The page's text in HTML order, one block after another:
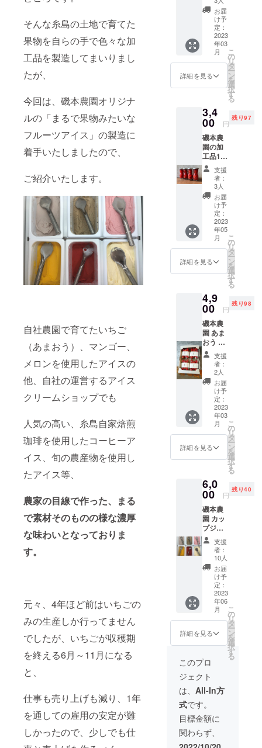
そんな糸島の土地で育てた
果物を自らの手で色々な加
工品を製造してまいりまし
たが、
今回は、磯本農園オリジナ
ルの「まるで果物みたいな
フルーツアイス」の製造に
着手いたしましたので、
ご紹介いたします。
自社農園で育てたいちご
（あまおう）、マンゴー、
メロンを使用したアイスの
他、自社の運営するアイス
クリームショップでも
人気の高い、糸島自家焙煎
珈琲を使用したコーヒーア
イス、旬の農産物を使用し
たアイス等、
農家の目線で作った、
まる
で素材そのものの様な濃厚
な味わいとなっておりま
す。
元々、4年ほど前はいちごの
みの生産しか行ってません
でしたが、いちごが収穫期
を終える6月～11月になる
と、
仕事も売り上げも減り、1年
を通しての雇用の安定が難
しかったので、少しでも仕
少量多品種
の野菜作り
から始めた
ものの、そ
れぞれに合
う土や栽培
方法が異な
化する事を
2012年9月
頃、あまお
う栽培をス
タートし、
徐々に野菜
の少量多品
種栽培から
あまおうの
みの栽培に
シフトチェ
ンジ。
は糸島の自
然、山や田
んぼの風景
を多くの方
に楽しんで
もらいた
い、自分が
作ったいち
ごを直接販
売したいと
いった思い
園直売所を
訪れて下さ
る方々から
いただく、
「良いとこ
ですね。」
「いちご美
味しいで
す！」と
いった言葉
を励みに、
日々楽しみ
ながら畑に
立っていま
す。
2017年1月か
らいちご狩
りがスター
トし、同年5
月には「い
ちごやcafe
TANNAL」を
ス 1月
～3月発
送分 A
品、B品
含む
3L〜5L
サイズ
の大玉
あまお
クの2
パック
入り。
//// 内容
//// 5
玉〜12
玉入り
270g×2
パック
入り×1
ケース
『あま
おう』
あ か
い ま
るい
お お
が大き
く色艶
い、全
国でも
有名な
いちご
の品種
です。
大玉サ
イズな
ので、
贈りも
のに。
2023年
3月末頃
までの
す。 朝
収穫し
たいち
ごをそ
の日の
うちに
発送致
しま
す。
￥950×
2P ＋
送料
￥1200
お届
け予
定：
2023
年03
月
詳細を見る
こ
の
リ
タ
ー
ン
を
選
択
す
る
3,4
00 円
残り97
磯本農
園の加
工品1番
人気︎ あ
まおう
コン
ポート
100g×4
本セッ
おうを
贅沢に
使用し
たコン
ポー
めで
スッキ
リとし
た味わ
いで
す。 あ
まおう
の水分
のみで
煮込ん
でいる
ので、
濃厚な
いちご
の風味
を感じ
られま
トや
ヨーグ
のトッ
ピング
に シ
ロップ
はソー
ダで
割って
も◎ 朝
食やお
うち時
間のお
供に。
あまお
うコン
料 あ
グラ
ニュー
ン 保存
方法
常温 内
容量
100g 賞
支援
者：
3人
お届
け予
定：
2023
年05
月
詳細を見る
こ
の
リ
タ
ー
ン
を
選
択
す
る
4,9
00 円
残り98
磯本農
園 あま
おう レ
ギュ
ラー
パック
1ケー
ス 1月
～3月発
送分
パー
ティー
など大
人数で
も満足
ギュ
ラー
パック4
パック
入りで
す。 ////
内容 ////
14玉
~24玉入
り
270g×4
パック
入り×1
ケース
『あま
おう』
あ か
お お
う ま
い 全国
でも有
名ない
ちごの
品種で
す。 朝
収穫し
支援
者：
2人
お届
け予
定：
2023
年03
月
詳細を見る
こ
の
リ
タ
ー
ン
を
選
択
す
る
6,0
00 円
残り40
磯本農
園 カッ
プジェ
ラー
ト
100ml
12個
入り
（6種
× 2
個） 磯
本農園
で育て
たいち
ご、マ
などを
中心
に、旬
のフ
ルーツ
や自社
ショッ
プで人
気の
コー
支援
者：
10人
お届
け予
定：
2023
年06
月
詳細を見る
こ
の
リ
タ
ー
ン
を
選
択
す
る
このプロ
ジェクト
は、 All-In方
式です。
目標金額に
関わらず、